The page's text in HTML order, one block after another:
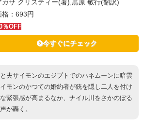
ガサ クリスティー(著),黒原 敏行(翻訳)
格：693円
％OFF
今すぐにチェック
夫サイモンのエジプトでのハネムーンに暗雲
モンのかつての婚約者が銃を隠し二人を付け
緊張感が高まるなか、ナイル川をさかのぼる
が轟く。